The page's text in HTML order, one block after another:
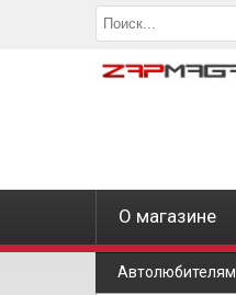
О магазине
Автолюбителям